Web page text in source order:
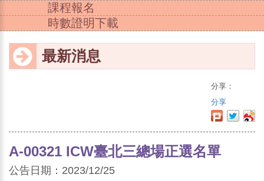
課程報名
時數證明下載
最新消息
分享：
分享
A-00321 ICW臺北三總場正選名單
公告日期：2023/12/25